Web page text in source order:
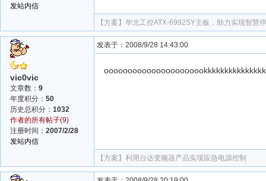
发站内信
【方案】 华北工控ATX-6992SY主板，助力实现智慧
vic0vic
文章数： 9
年度积分： 50
历史总积分： 1032
作者的所有帖子(9)
注册时间： 2007/2/28
发站内信
发表于：2008/9/28 14:43:00
【方案】 利用台达变频器产品实现应急电源控制